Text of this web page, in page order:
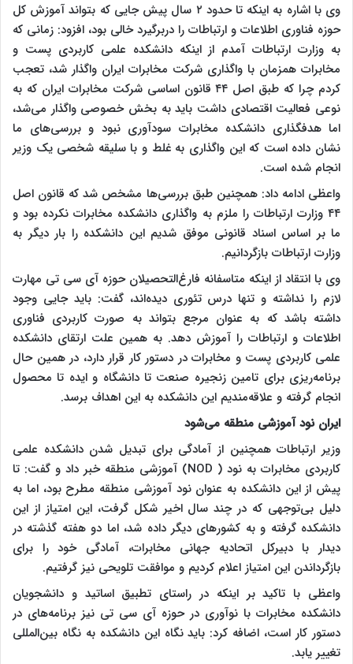
وی با اشاره به اینکه تا حدود ۲ سال پیش جایی که بتواند آموزش کل
حوزه فناوری اطلاعات و ارتباطات را دربرگیرد خالی بود، افزود: زمانی که
به وزارت ارتباطات آمدم از اینکه دانشکده علمی کاربردی پست و
مخابرات همزمان با واگذاری شرکت مخابرات ایران واگذار شد، تعجب
کردم چرا که طبق اصل ۴۴ قانون اساسی شرکت مخابرات ایران که به
نوعی فعالیت اقتصادی داشت باید به بخش خصوصی واگذار می‌شد،
اما هدفگذاری دانشکده مخابرات سودآوری نبود و بررسی‌های ما
نشان داده است که این واگذاری به غلط و با سلیقه شخصی یک وزیر
انجام شده است.
واعظی ادامه داد: همچنین طبق بررسی‌ها مشخص شد که قانون اصل
۴۴ وزارت ارتباطات را ملزم به واگذاری دانشکده مخابرات نکرده بود و
ما بر اساس اسناد قانونی موفق شدیم این دانشکده را بار دیگر به
وزارت ارتباطات بازگردانیم.
وی با انتقاد از اینکه متاسفانه فارغ‌التحصیلان حوزه آی سی تی مهارت
لازم را نداشته و تنها درس تئوری دیده‌اند، گفت: باید جایی وجود
داشته باشد که به عنوان مرجع بتواند به صورت کاربردی فناوری
اطلاعات و ارتباطات را آموزش دهد. به همین علت ارتقای دانشکده
علمی کاربردی پست و مخابرات در دستور کار قرار دارد، در همین حال
برنامه‌ریزی برای تامین زنجیره صنعت تا دانشگاه و ایده تا محصول
انجام گرفته و علاقه‌مندیم این دانشکده به این اهداف برسد.
ایران نود آموزشی منطقه می‌شود
وزیر ارتباطات همچنین از آمادگی برای تبدیل شدن دانشکده علمی
کاربردی مخابرات به نود ( NOD) آموزشی منطقه خبر داد و گفت: تا
پیش از این دانشکده به عنوان نود آموزشی منطقه مطرح بود، اما به
دلیل بی‌توجهی که در چند سال اخیر شکل گرفت، این امتیاز از این
دانشکده گرفته و به کشورهای دیگر داده شد، اما دو هفته گذشته در
دیدار با دبیرکل اتحادیه جهانی مخابرات، آمادگی خود را برای
بازگرداندن این امتیاز اعلام کردیم و موافقت تلویحی نیز گرفتیم.
واعظی با تاکید بر اینکه در راستای تطبیق اساتید و دانشجویان
دانشکده مخابرات با نوآوری در حوزه آی سی تی نیز برنامه‌های در
دستور کار است، اضافه کرد: باید نگاه این دانشکده به نگاه بین‌المللی
تغییر یابد.